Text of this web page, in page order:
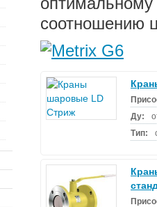
соотношению
Ду:
Тип: